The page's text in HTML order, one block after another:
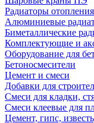
Радиаторы
Алюминиевые
Биметаллические
Комплектующие и
Оборудование для
Бетоносмесители
Цемент и смеси
Добавки для
Смеси для кладки,
Смеси клеевые для
Цемент, гипс,